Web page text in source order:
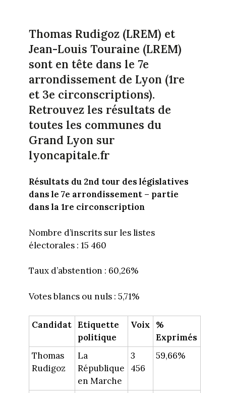
Thomas Rudigoz (LREM) et
Jean-Louis Touraine (LREM)
sont en tête dans le 7e
arrondissement de Lyon (1re
et 3e circonscriptions).
Retrouvez les résultats de
toutes les communes du
Grand Lyon sur
lyoncapitale.fr
Résultats du 2nd tour des législatives
dans le 7e arrondissement – partie
dans la 1re circonscription
Nombre d’inscrits sur les listes
électorales : 15 460
Taux d’abstention : 60,26%
Votes blancs ou nuls : 5,71%
Candidat Etiquette
politique
Voix
%
Exprimés
Thomas
Rudigoz
La
République
en Marche
3
456
59,66%